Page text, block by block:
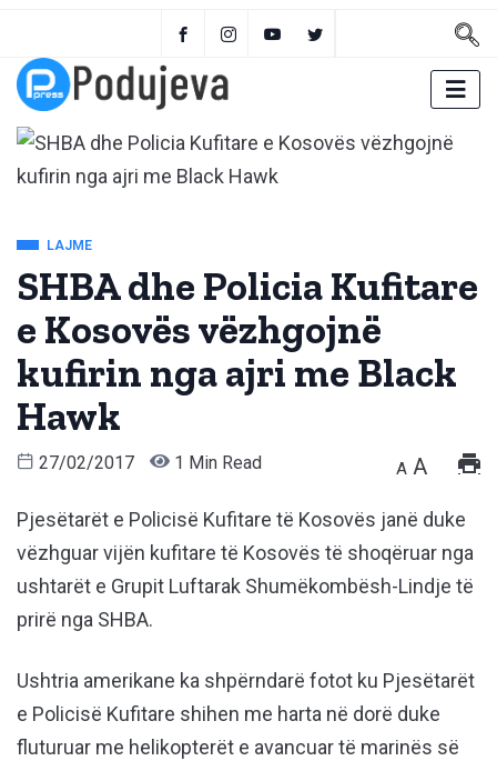
LAJME
SHBA dhe Policia Kufitare
e Kosovës vëzhgojnë
kufirin nga ajri me Black
Hawk
27/02/2017 1 Min Read A A
Pjesëtarët e Policisë Kufitare të Kosovës janë duke
vëzhguar vijën kufitare të Kosovës të shoqëruar nga
ushtarët e Grupit Luftarak Shumëkombësh-Lindje të
prirë nga SHBA.
Ushtria amerikane ka shpërndarë fotot ku Pjesëtarët
e Policisë Kufitare shihen me harta në dorë duke
fluturuar me helikopterët e avancuar të marinës së